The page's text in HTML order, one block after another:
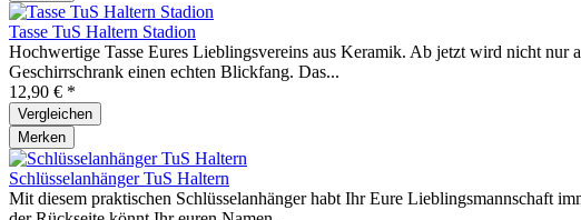
Tasse TuS Haltern Stadion
Hochwertige Tasse Eures Lieblingsvereins aus Keramik. Ab jetzt wird nicht nur
Geschirrschrank einen echten Blickfang. Das...
12,90 € *
Vergleichen
Merken
Schlüsselanhänger TuS Haltern
Mit diesem praktischen Schlüsselanhänger habt Ihr Eure Lieblingsmannschaft